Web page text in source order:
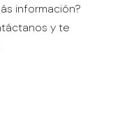
información?
y te